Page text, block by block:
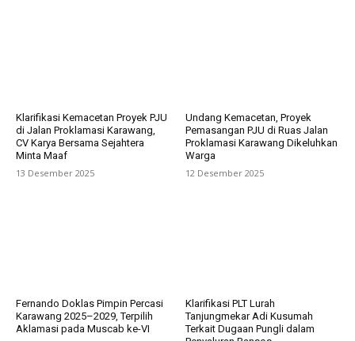
Klarifikasi Kemacetan Proyek PJU
di Jalan Proklamasi Karawang,
CV Karya Bersama Sejahtera
Minta Maaf
13 Desember 2025
Undang Kemacetan, Proyek
Pemasangan PJU di Ruas Jalan
Proklamasi Karawang Dikeluhkan
Warga
12 Desember 2025
Fernando Doklas Pimpin Percasi
Karawang 2025–2029, Terpilih
Aklamasi pada Muscab ke-VI
Klarifikasi PLT Lurah
Tanjungmekar Adi Kusumah
Terkait Dugaan Pungli dalam